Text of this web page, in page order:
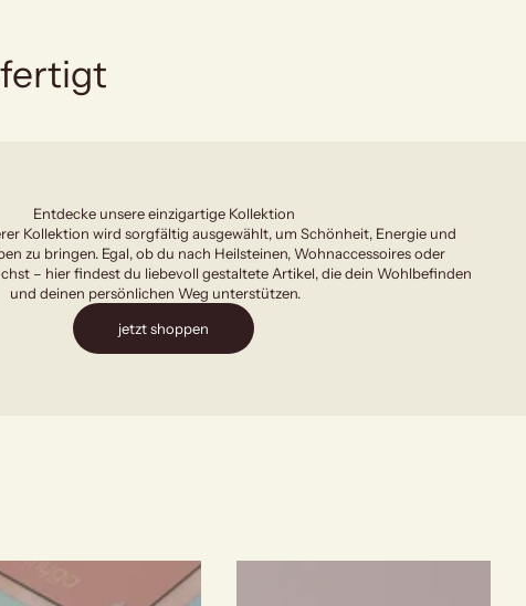
Entdecke unsere einzigartige Kollektion
Kollektion wird sorgfältig ausgewählt, um Schönheit, Energie und
zu bringen. Egal, ob du nach Heilsteinen, Wohnaccessoires oder
– hier findest du liebevoll gestaltete Artikel, die dein Wohlbefinden
und deinen persönlichen Weg unterstützen.
jetzt shoppen